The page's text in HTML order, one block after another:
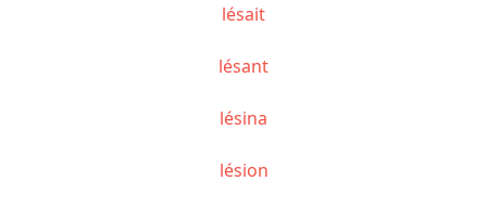
lésait
lésant
lésina
lésion